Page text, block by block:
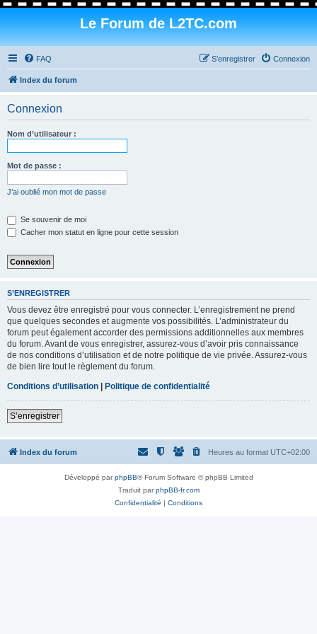
Le Forum de L2TC.com
FAQ Connexion
S’enregistrer
Index du forum
Connexion
Nom d’utilisateur :
Mot de passe :
J’ai oublié mon mot de passe
Se souvenir de moi
Cacher mon statut en ligne pour cette session
S’ENREGISTRER
Vous devez être enregistré pour vous connecter. L’enregistrement ne prend
que quelques secondes et augmente vos possibilités. L’administrateur du
forum peut également accorder des permissions additionnelles aux membres
du forum. Avant de vous enregistrer, assurez-vous d’avoir pris connaissance
de nos conditions d’utilisation et de notre politique de vie privée. Assurez-vous
de bien lire tout le règlement du forum.
Conditions d’utilisation | Politique de confidentialité
S’enregistrer
Index du forum Heures au format UTC+02:00
Développé parphpBB® Forum Software © phpBB Limited
Traduit parphpBB-fr.com
Confidentialité | Conditions